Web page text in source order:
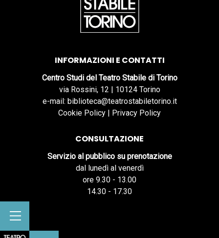
INFORMAZIONI E CONTATTI
Centro Studi del Teatro Stabile di Torino
via Rossini, 12 | 10124 Torino
e-mail: biblioteca@teatrostabiletorino.it
Cookie Policy | Privacy Policy
CONSULTAZIONE
Servizio al pubblico su prenotazione
dal lunedì al venerdì
ore 9.30 - 13.00
14.30 - 17.30